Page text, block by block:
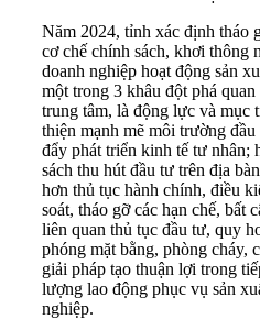
Năm 2024, tỉnh xác định tháo
cơ chế chính sách, khơi thông
doanh nghiệp hoạt động sản
một trong 3 khâu đột phá
trung tâm, là động lực và mục
thiện mạnh mẽ môi trường
đẩy phát triển kinh tế tư nhân;
sách thu hút đầu tư trên địa
hơn thủ tục hành chính, điều
soát, tháo gỡ các hạn chế, bất
liên quan thủ tục đầu tư, quy
phóng mặt bằng, phòng cháy,
giải pháp tạo thuận lợi trong
lượng lao động phục vụ sản
nghiệp.